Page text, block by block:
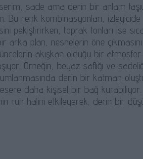
sade ama derin bir anlam
Bu renk kombinasyonları,
pekiştirirken, toprak tonları ise
arka plan, nesnelerin öne
akışkan olduğu bir
Örneğin, beyaz saflığı ve
derin bir katman
daha kişisel bir bağ
ruh halini etkileyerek, derin bir